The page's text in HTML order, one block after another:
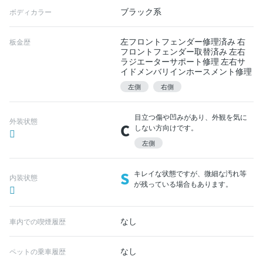
ボディカラー ブラック系
板金歴
左フロントフェンダー修理済み 右
フロントフェンダー取替済み 左右
ラジエーターサポート修理 左右サ
イドメンバリインホースメント修理
左側 右側
外装状態 C
目立つ傷や凹みがあり、外観を気に
しない方向けです。
左側
内装状態 S キレイな状態ですが、微細な汚れ等
が残っている場合もあります。
車内での喫煙履歴 なし
ペットの乗車履歴 なし